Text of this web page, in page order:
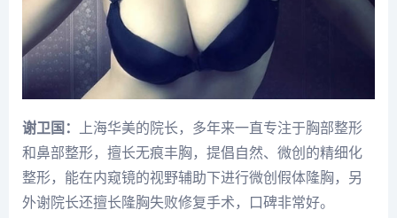
谢卫国：
上海华美的院长，多年来一直专注于胸部整形
和鼻部整形，擅长无痕丰胸，提倡自然、微创的精细化
整形，能在内窥镜的视野辅助下进行微创假体隆胸，另
外谢院长还擅长隆胸失败修复手术，口碑非常好。